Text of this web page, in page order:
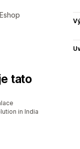
tato
in India